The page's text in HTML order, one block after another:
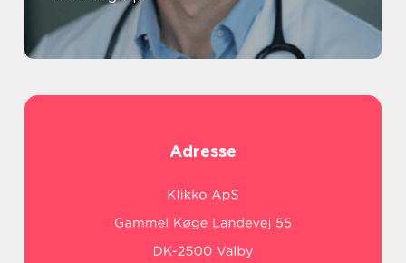
Adresse